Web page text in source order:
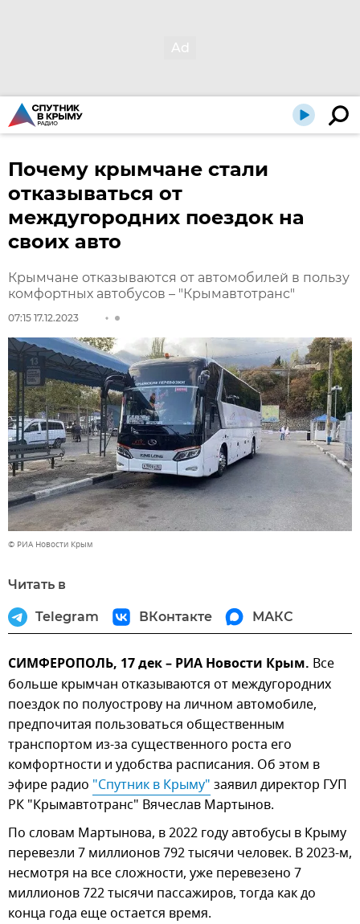
Почему крымчане стали
отказываться от
междугородних поездок на
своих авто
Крымчане отказываются от автомобилей в пользу
комфортных автобусов – "Крымавтотранс"
07:15 17.12.2023
© РИА Новости Крым
Читать в
Telegram ВКонтакте МАКС
СИМФЕРОПОЛЬ, 17 дек – РИА Новости Крым. Все
больше крымчан отказываются от междугородних
поездок по полуострову на личном автомобиле,
предпочитая пользоваться общественным
транспортом из-за существенного роста его
комфортности и удобства расписания. Об этом в
эфире радио "Спутник в Крыму" заявил директор ГУП
РК "Крымавтотранс" Вячеслав Мартынов.
По словам Мартынова, в 2022 году автобусы в Крыму
перевезли 7 миллионов 792 тысячи человек. В 2023-м,
несмотря на все сложности, уже перевезено 7
миллионов 722 тысячи пассажиров, тогда как до
конца года еще остается время.